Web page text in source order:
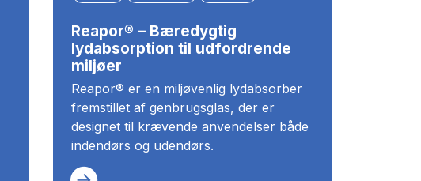
Reapor® – Bæredygtig
lydabsorption til udfordrende
miljøer
Reapor® er en miljøvenlig lydabsorber
fremstillet af genbrugsglas, der er
designet til krævende anvendelser både
indendørs og udendørs.